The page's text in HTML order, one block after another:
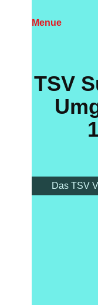
Menue
TS​V
Das TSV